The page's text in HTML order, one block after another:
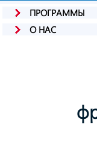
ПРОГРАММЫ
О НАС